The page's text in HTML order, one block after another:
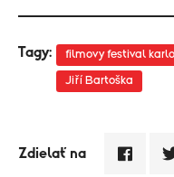
Tagy: filmovy festival
Jiří Bartoška
Zdielať na